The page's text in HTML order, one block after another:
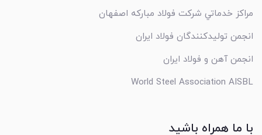
مراکز خدماتي شرکت فولاد مبارکه اصفهان
انجمن تولیدکنندگان فولاد ایران
انجمن آهن و فولاد ایران
World Steel Association AISBL
با ما همراه باشید